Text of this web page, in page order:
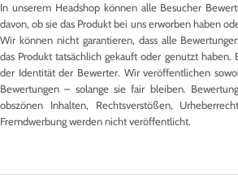
In unserem Headshop können alle Besucher
davon, ob sie das Produkt bei uns erworben haben
Wir können nicht garantieren, dass alle
das Produkt tatsächlich gekauft oder genutzt haben.
der Identität der Bewerter. Wir veröffentlichen
Bewertungen – solange sie fair bleiben.
obszönen Inhalten, Rechtsverstößen,
Fremdwerbung werden nicht veröffentlicht.